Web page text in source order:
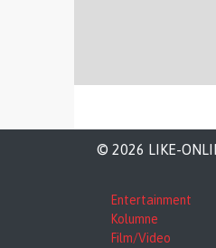
© 2026 LIKE-
Entertainment
Kolumne
Film/Video